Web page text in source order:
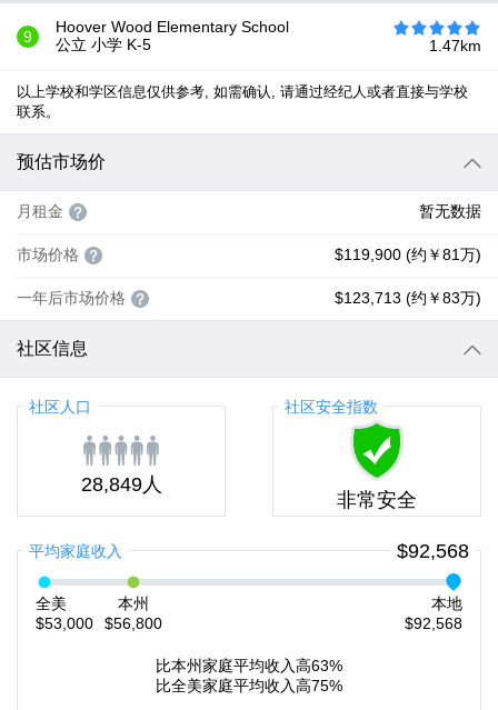
9
Hoover Wood Elementary School
公立 小学 K-5 1.47km
以上学校和学区信息仅供参考, 如需确认, 请通过经纪人或者直接与学校
联系。
预估市场价
月租金 暂无数据
市场价格 $119,900 (约￥81万)
一年后市场价格 $123,713 (约￥83万)
社区信息
社区人口
28,849人
社区安全指数
非常安全
平均家庭收入 $92,568
全美
$53,000
本州
$56,800
本地
$92,568
比本州家庭平均收入高63%
比全美家庭平均收入高75%